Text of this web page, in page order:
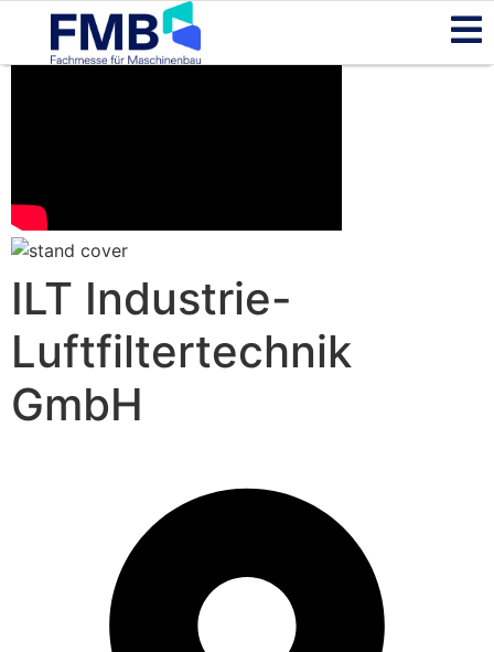
ILT Industrie-
Luftfiltertechnik
GmbH